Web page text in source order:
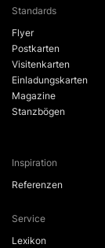
Standards
Flyer
Postkarten
Visitenkarten
Einladungskarten
Magazine
Stanzbögen
Inspiration
Referenzen
Service
Lexikon